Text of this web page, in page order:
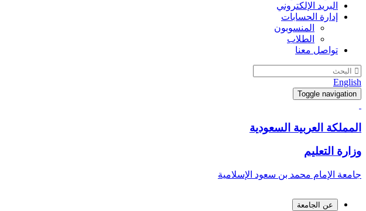
البريد الإلكتروني
إدارة الحسابات
المنسوبون
الطلاب
تواصل معنا
English
Toggle navigation
المملكة العربية السعودية
وزارة التعليم
جامعة الإمام محمد بن سعود الإسلامية
عن الجامعة